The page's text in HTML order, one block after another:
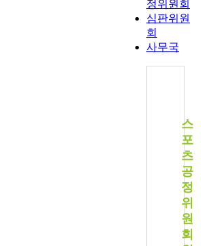
정위원회
심판위원
회
사무국
스
포
츠
공
정
위
원
회